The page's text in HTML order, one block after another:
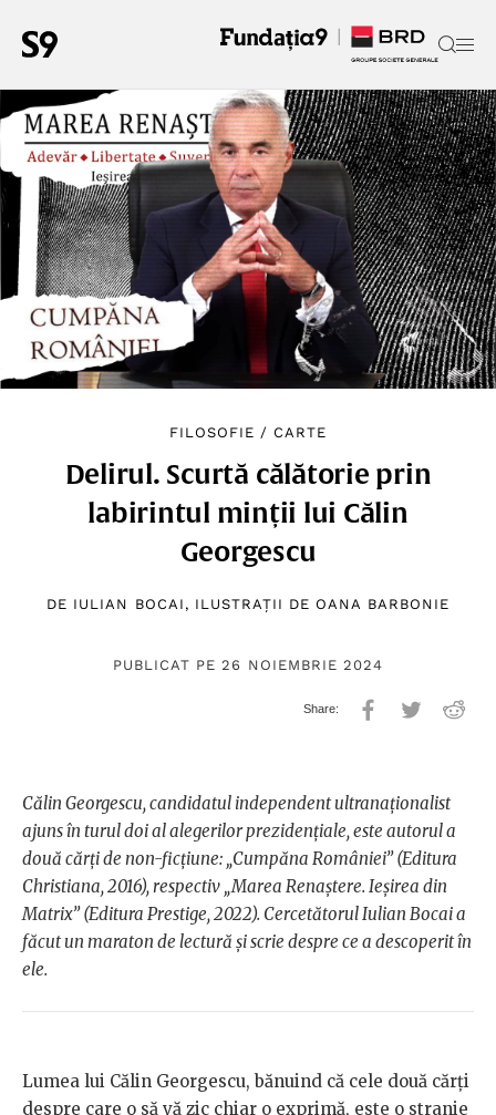
FILOSOFIE / CARTE
Delirul. Scurtă călătorie prin
labirintul minții lui Călin
Georgescu
DE IULIAN BOCAI , ILUSTRAȚII DE OANA BARBONIE
PUBLICAT PE 26 NOIEMBRIE 2024
Călin Georgescu, candidatul independent ultranaționalist
ajuns în turul doi al alegerilor prezidențiale, este autorul a
două cărți de non-ficțiune: „Cumpăna României” (Editura
Christiana, 2016), respectiv „Marea Renaștere. Ieșirea din
Matrix” (Editura Prestige, 2022). Cercetătorul Iulian Bocai a
făcut un maraton de lectură și scrie despre ce a descoperit în
ele.
Lumea lui Călin Georgescu, bănuind că cele două cărți
despre care o să vă zic chiar o exprimă, este o stranie